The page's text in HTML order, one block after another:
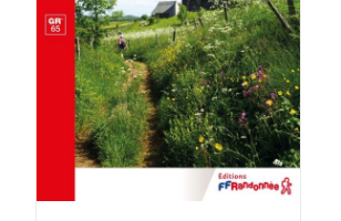
DÉTAILS